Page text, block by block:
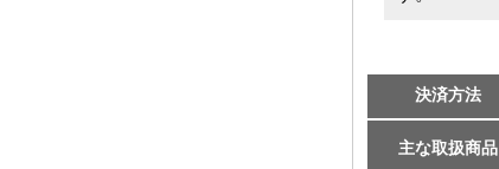
決済方法
主な取扱商品